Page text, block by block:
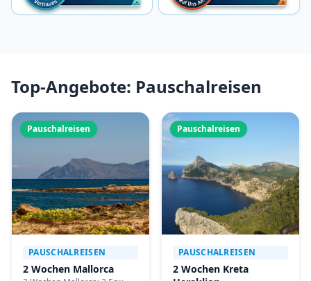
Top-Angebote: Pauschalreisen
Pauschalreisen
PAUSCHALREISEN
2 Wochen Mallorca
Pauschalreisen
PAUSCHALREISEN
2 Wochen Kreta